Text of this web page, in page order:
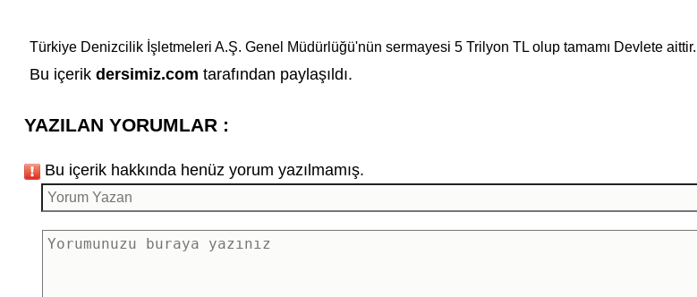
Türkiye Denizcilik İşletmeleri A.Ş. Genel Müdürlüğü'nün sermayesi 5 Trilyon TL olup tamamı Devlete aittir.
Bu içerik dersimiz.com tarafından paylaşıldı.
YAZILAN YORUMLAR :
Bu içerik hakkında henüz yorum yazılmamış.